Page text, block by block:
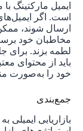
ایمیل مارکتینگ
است. اگر
ارسال شوند،
مخاطبان خود
لطمه بزند. برای
باید از محتوای
خود را به‌صورت
جمع‌بندی
بازاریابی ایمیلی